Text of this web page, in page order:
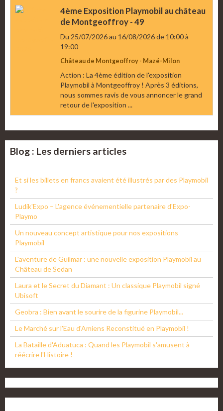
4ème Exposition Playmobil au château
de Montgeoffroy - 49
Du 25/07/2026au 16/08/2026de 10:00à
19:00
Château de Montgeoffroy - Mazé-Milon
Action : La 4ème édition de l'exposition
Playmobil à Montgeoffroy ! Après 3 éditions,
nous sommes ravis de vous annoncer le grand
retour de l'exposition ...
Blog : Les derniers articles
Et si les billets en francs avaient été illustrés par des Playmobil
?
Ludik'Expo – L'agence événementielle partenaire d'Expo-
Playmo
Un nouveau concept artistique pour nos expositions
Playmobil
L'aventure de Guilmar : une nouvelle exposition Playmobil au
Château de Sedan
Laura et le Secret du Diamant : Un classique Playmobil signé
Ubisoft
Geobra : Bien avant le sourire de la figurine Playmobil...
Le Marché sur l'Eau d'Amiens Reconstitué en Playmobil !
La Bataille d'Aduatuca : Quand les Playmobil s'amusent à
réécrire l'Histoire !